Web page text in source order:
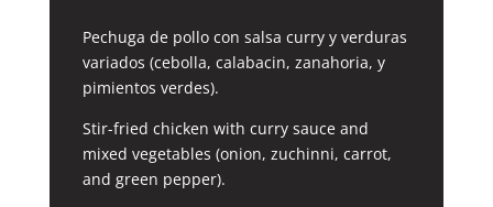
Pechuga de pollo con salsa curry y verduras
variados (cebolla, calabacin, zanahoria, y
pimientos verdes).
Stir-fried chicken with curry sauce and
mixed vegetables (onion, zuchinni, carrot,
and green pepper).